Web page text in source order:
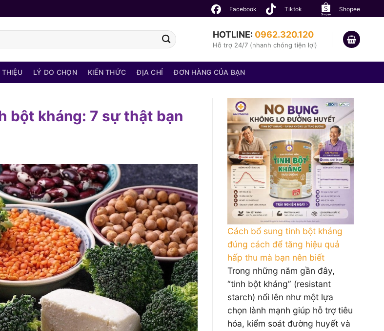
Facebook Tiktok Shopee
HOTLINE: 0962.320.120
Hỗ trợ 24/7 (nhanh chóng tiện lợi)
THIỆU LÝ DO CHỌN KIẾN THỨC ĐỊA CHỈ ĐƠN HÀNG CỦA BẠN
bột kháng: 7 sự thật bạn
Cách bổ sung tinh bột kháng
đúng cách để tăng hiệu quả
hấp thu mà bạn nên biết
Trong những năm gần đây,
“tinh bột kháng” (resistant
starch) nổi lên như một lựa
chọn lành mạnh giúp hỗ trợ tiêu
hóa, kiểm soát đường huyết và